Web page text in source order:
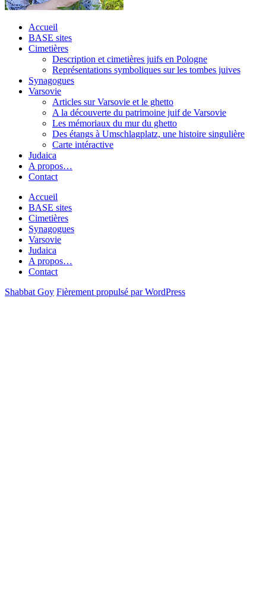
Accueil
BASE sites
Cimetières
Description et cimetières juifs en Pologne
Représentations symboliques sur les tombes juives
Synagogues
Varsovie
Articles sur Varsovie et le ghetto
A la découverte du patrimoine juif de Varsovie
Les mémoriaux du mur du ghetto
Des étangs à Umschlagplatz, une histoire singulière
Carte intéractive
Judaica
A propos…
Contact
Accueil
BASE sites
Cimetières
Synagogues
Varsovie
Judaica
A propos…
Contact
Shabbat Goy Fièrement propulsé par WordPress